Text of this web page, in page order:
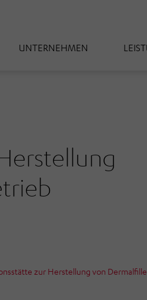
UNTERNEHMEN
zur Herstellung von